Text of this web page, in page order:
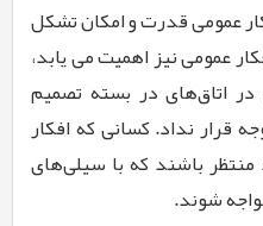
عمومی قدرت و امکان تشکل
عمومی نیز اهمیت می یابد،
اتاق‌های در بسته تصمیم
قرار نداد. کسانی که افکار
منتظر باشند که با سیلی‌های
شوند.